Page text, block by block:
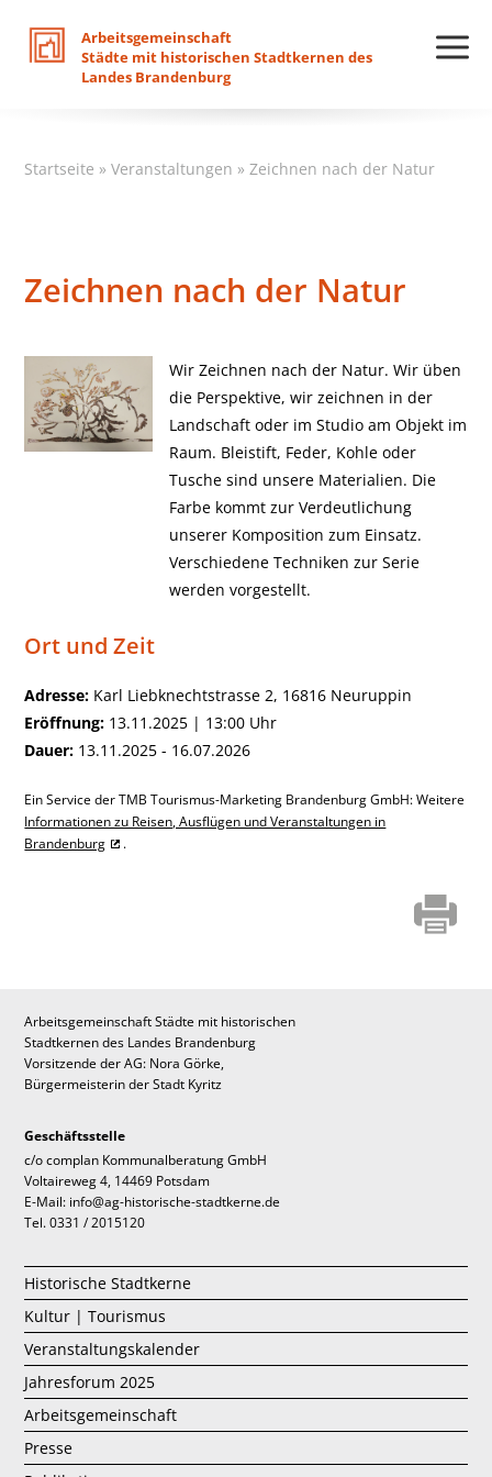
Arbeitsgemeinschaft
Städte mit historischen Stadtkernen des
Landes Brandenburg
Startseite »Veranstaltungen »Zeichnen nach der Natur
Zeichnen nach der Natur
Wir Zeichnen nach der Natur. Wir üben
die Perspektive, wir zeichnen in der
Landschaft oder im Studio am Objekt im
Raum. Bleistift, Feder, Kohle oder
Tusche sind unsere Materialien. Die
Farbe kommt zur Verdeutlichung
unserer Komposition zum Einsatz.
Verschiedene Techniken zur Serie
werden vorgestellt.
Ort und Zeit
Adresse: Karl Liebknechtstrasse 2, 16816 Neuruppin
Eröffnung: 13.11.2025 | 13:00 Uhr
Dauer: 13.11.2025 - 16.07.2026
Ein Service der TMB Tourismus-Marketing Brandenburg GmbH: Weitere
Informationen zu Reisen, Ausflügen und Veranstaltungen in
Brandenburg
.
Arbeitsgemeinschaft Städte mit historischen
Stadtkernen des Landes Brandenburg
Vorsitzende der AG: Nora Görke,
Bürgermeisterin der Stadt Kyritz
Geschäftsstelle
c/o complan Kommunalberatung GmbH
Voltaireweg 4, 14469 Potsdam
E-Mail: info@ag-historische-stadtkerne.de
Tel. 0331 / 2015120
Historische Stadtkerne
Kultur | Tourismus
Veranstaltungskalender
Jahresforum 2025
Arbeitsgemeinschaft
Presse